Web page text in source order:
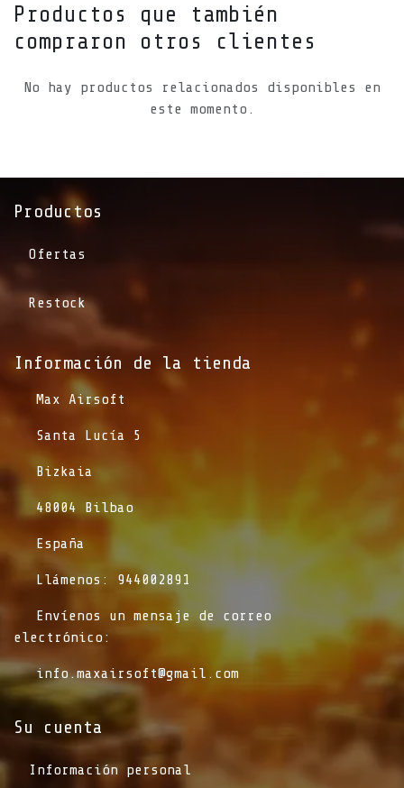
Productos que también
compraron otros clientes
No hay productos relacionados disponibles en
este momento.
Productos
Ofertas
Restock
Información de la tienda​
​Max Airsoft
​Santa Lucía 5
​Bizkaia
​48004 Bilbao
​España
​Llámenos: 944002891
​Envíenos un mensaje de correo
electrónico:
info.maxairsoft@gmail.com
Su cuenta
Información personal